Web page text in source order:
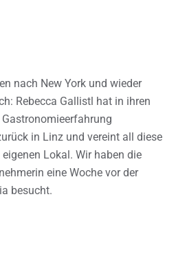
nach New York und wieder
Rebecca Gallistl hat in ihren
in Linz und vereint all diese
Lokal. Wir haben die
eine Woche vor der
besucht.